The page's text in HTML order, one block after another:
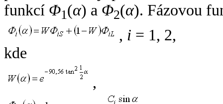
funkcí Φ1(α) a Φ2(α). Fázovou
, i = 1, 2,
kde
,